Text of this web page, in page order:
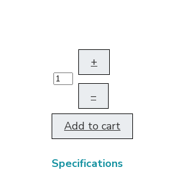
+
–
Add to cart
Specifications